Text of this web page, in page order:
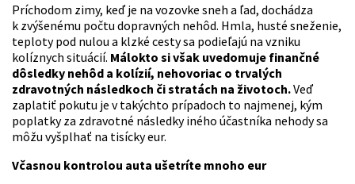
Príchodom zimy, keď je na vozovke sneh a ľad, dochádza
k zvýšenému počtu dopravných nehôd. Hmla, husté sneženie,
teploty pod nulou a klzké cesty sa podieľajú na vzniku
kolíznych situácií. Málokto si však uvedomuje finančné
dôsledky nehôd a kolízií, nehovoriac o trvalých
zdravotných následkoch či stratách na životoch.Veď
zaplatiť pokutu je v takýchto prípadoch to najmenej, kým
poplatky za zdravotné následky iného účastníka nehody sa
môžu vyšplhať na tisícky eur.
Včasnou kontrolou auta ušetríte mnoho eur